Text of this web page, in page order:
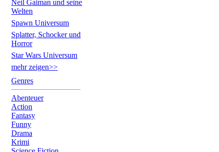
Neil Gaiman und seine
Welten
Spawn Universum
Splatter, Schocker und
Horror
Star Wars Universum
mehr zeigen>>
Genres
Abenteuer
Action
Fantasy
Funny
Drama
Krimi